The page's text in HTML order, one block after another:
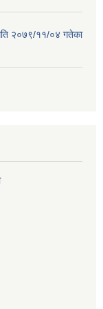
२०७९/११/०४ गतेका